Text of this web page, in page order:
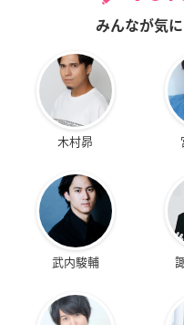
みんなが気
木村昴
武内駿輔